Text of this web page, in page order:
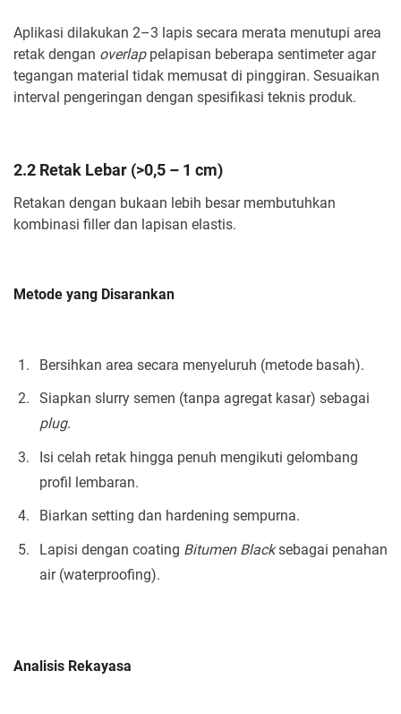
Aplikasi dilakukan 2–3 lapis secara merata menutupi area
retak dengan overlappelapisan beberapa sentimeter agar
tegangan material tidak memusat di pinggiran. Sesuaikan
interval pengeringan dengan spesifikasi teknis produk.
2.2 Retak Lebar (>0,5 – 1 cm)
Retakan dengan bukaan lebih besar membutuhkan
kombinasi filler dan lapisan elastis.
Metode yang Disarankan
Bersihkan area secara menyeluruh (metode basah).
Siapkan slurry semen (tanpa agregat kasar) sebagai
plug.
Isi celah retak hingga penuh mengikuti gelombang
profil lembaran.
Biarkan setting dan hardening sempurna.
Lapisi dengan coating Bitumen Blacksebagai penahan
air (waterproofing).
Analisis Rekayasa